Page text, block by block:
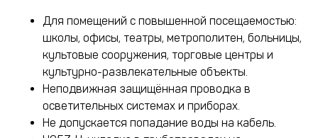
Для помещений с повышенной посещаемостью:
школы, офисы, театры, метрополитен, больницы,
культовые сооружения, торговые центры и
культурно-развлекательные объекты.
Неподвижная защищённая проводка в
осветительных системах и приборах.
Не допускается попадание воды на кабель.